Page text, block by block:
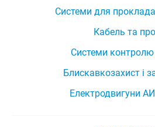
Системи для
Кабель та
Системи контролю
Блискавкозахист і
Електродвигуни